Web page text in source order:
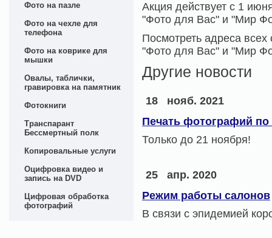
Фото на пазле
Фото на чехле для
телефона
Фото на коврике для
мышки
Овалы, таблички,
гравировка на памятник
Фотокниги
Транспарант
Бессмертный полк
Копировальные услуги
Оцифровка видео и
запись на DVD
Цифровая обработка
фотографий
Акция действует с 1
"Фото для Вас" и "Мир
Посмотреть адреса
"Фото для Вас" и "Мир
Другие новости
18
нояб. 2021
Печать фотографий по
Только до 21 ноября!
25
апр. 2020
Режим работы салонов
В связи с эпидемией